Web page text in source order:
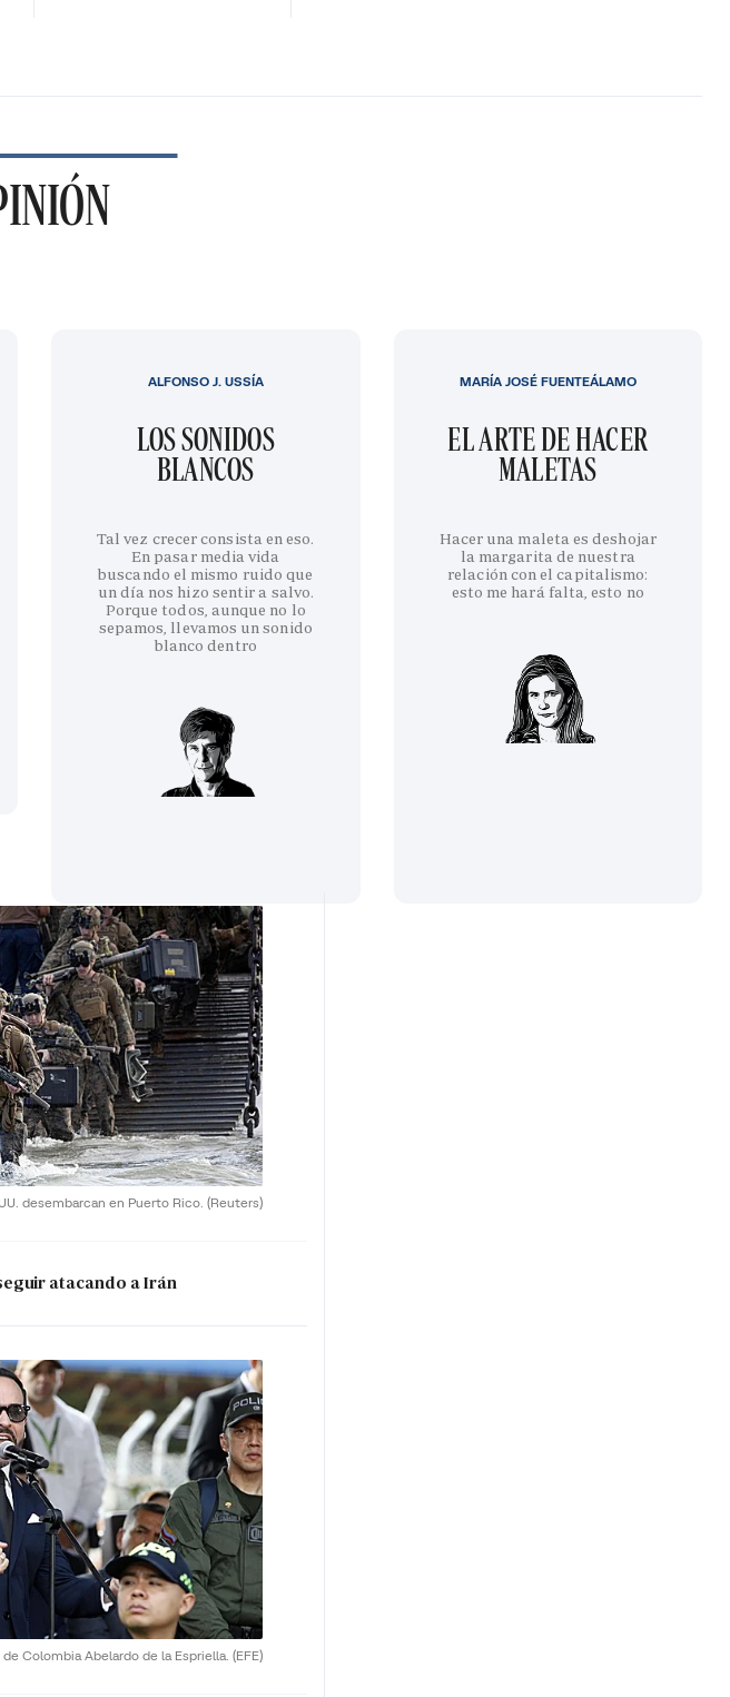
LOS SONIDOS
BLANCOS
Tal vez crecer consista en eso.
En pasar media vida
buscando el mismo ruido que
un día nos hizo sentir a salvo.
Porque todos, aunque no lo
sepamos, llevamos un sonido
blanco dentro
ALFONSO J. USSÍA
EL ARTE DE HACER
MALETAS
Hacer una maleta es deshojar
la margarita de nuestra
relación con el capitalismo:
esto me hará falta, esto no
MARÍA JOSÉ FUENTEÁLAMO
desembarcan en Puerto Rico. (Reuters)
atacando a Irán
Colombia Abelardo de la Espriella. (EFE)